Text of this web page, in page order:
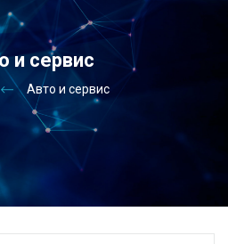
и сервис
Авто и сервис